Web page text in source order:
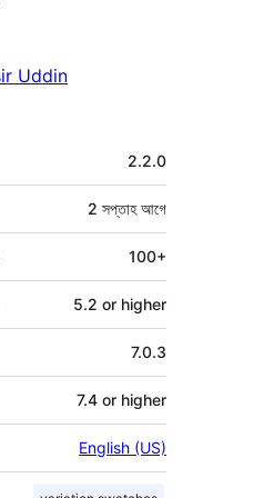
Uddin
2.2.0
2 সপ্তাহআগে
100+
5.2 or higher
7.0.3
7.4 or higher
English (US)